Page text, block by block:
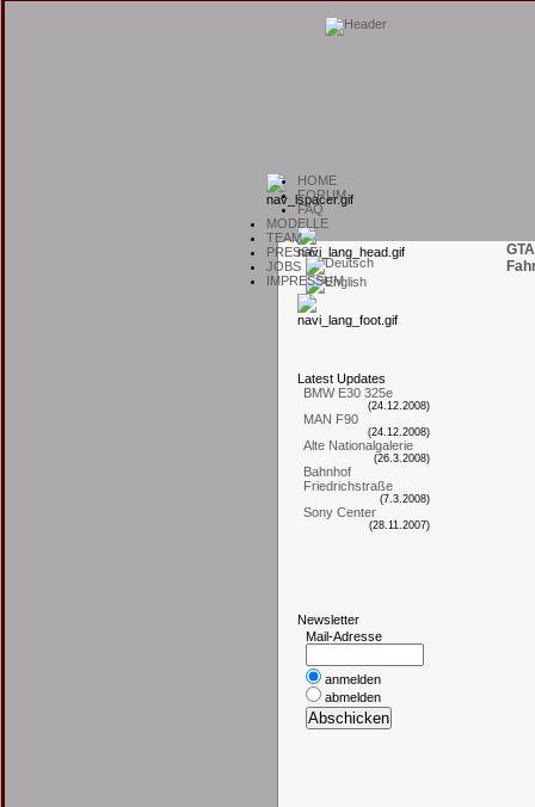
HOME
FORUM
FAQ
MODELLE
TEAM
PRESSE
JOBS
IMPRESSUM
L atest Updates
BMW E30 325e
(24.12.2008)
MAN F90
(24.12.2008)
Alte Nationalgalerie
(26.3.2008)
Bahnhof
Friedrichstraße
(7.3.2008)
Sony Center
(28.11.2007)
Newsletter
Mail-Adresse
anmelden
abmelden